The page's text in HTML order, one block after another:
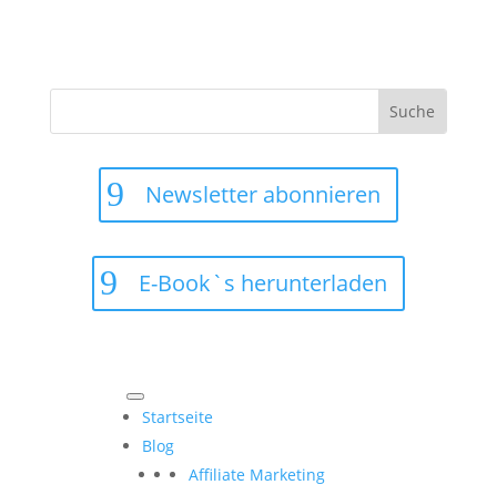
Newsletter abonnieren
E-Book`s herunterladen
Startseite
Blog
Affiliate Marketing